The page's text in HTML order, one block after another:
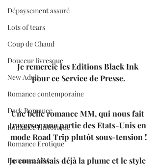
Dépaysement assuré
Lots of tears
Coup de Chaud
Douceur livresque
New Adult
Romance contemporaine
Dark Romance
Romance Historique
Romance Erotique
Romance MM
Je remercie les Editions Black Ink
pour ce Service de Presse.
Une belle romance MM, qui nous fait
traverser une partie des Etats-Unis en
mode Road Trip plutôt sous-tension !
Je connaissais déjà la plume et le style